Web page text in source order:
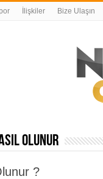
İlişkiler Bize Ulaşın
olunur
?